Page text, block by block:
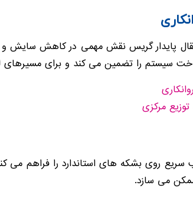
سیستم را تضمین می کند و برای مسیرهای
مرکزی
روی بشکه های استاندارد را فراهم می
می سازد.